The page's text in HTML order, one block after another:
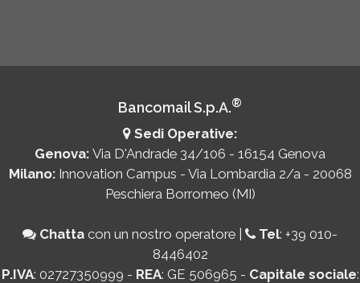
Bancomail S.p.A.®
Sedi Operative:
Genova: Via D'Andrade 34/106 - 16154 Genova
Milano: Innovation Campus - Via Lombardia 2/a - 20068
Peschiera Borromeo (MI)
Chatta con un nostro operatore | Tel: +39 010-
8446402
P.IVA: 02727350999 - REA: GE 506965 - Capitale sociale: